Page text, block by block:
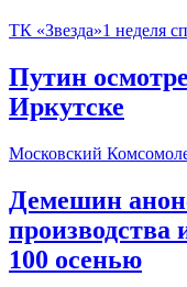
ТК «Звезда»1 неделя
Путин
Иркутске
Московский
Демешин
производства
100 осенью